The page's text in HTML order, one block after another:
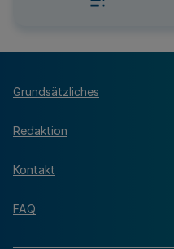
Grundsätzliches
Redaktion
Kontakt
FAQ